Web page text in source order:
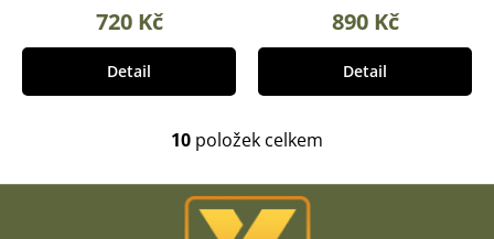
720 Kč
Detail
890 Kč
Detail
O
l
á
d
10 položek celkem
Z